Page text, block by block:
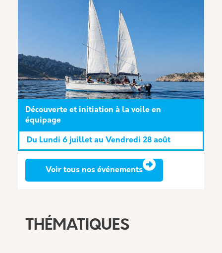
Découverte et initiation à la voile en
équipage
Du Lundi 6 juillet au Vendredi 28 août
Voir tous nos événements
THÉMATIQUES